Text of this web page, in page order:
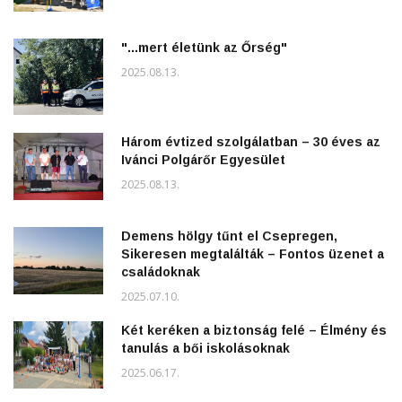
"...mert életünk az Őrség"
2025.08.13.
Három évtized szolgálatban – 30 éves az
Ivánci Polgárőr Egyesület
2025.08.13.
Demens hölgy tűnt el Csepregen,
Sikeresen megtalálták – Fontos üzenet a
családoknak
2025.07.10.
Két keréken a biztonság felé – Élmény és
tanulás a bői iskolásoknak
2025.06.17.